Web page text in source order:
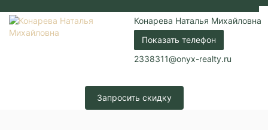
Конарева Наталья Михайловна
Показать телефон
2338311@onyx-realty.ru
Запросить скидку